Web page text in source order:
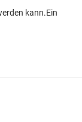
kann.Ein